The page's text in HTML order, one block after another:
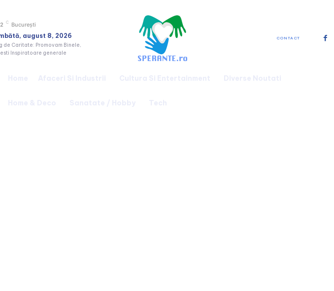
C București
august 8, 2026
de Caritate: Promovam Binele,
Inspiratoare generale
CONTACT